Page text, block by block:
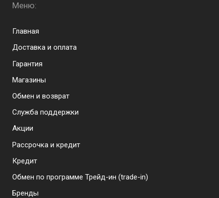
Меню:
Menu footer
Главная
Доставка и оплата
Гарантия
Магазины
Обмен и возврат
Служба поддержки
Акции
Рассрочка и кредит
Кредит
Обмен по программе Трейд-ин (trade-in)
Бренды